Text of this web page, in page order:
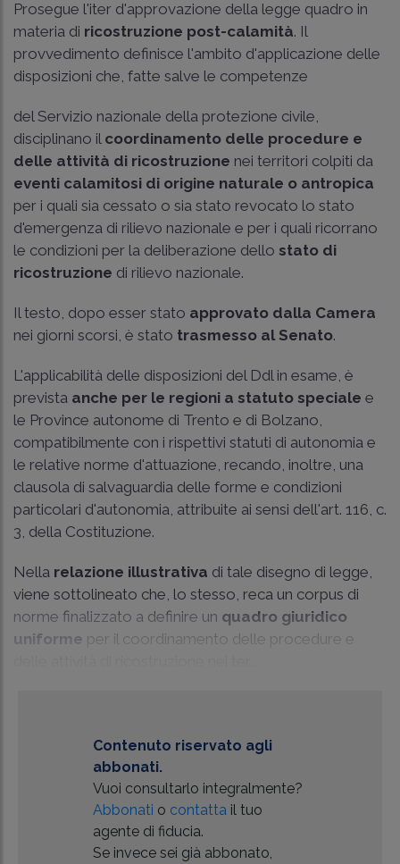
Prosegue l'iter d'approvazione della legge quadro in
materia di ricostruzione post-calamità. Il
provvedimento definisce l'ambito d'applicazione delle
disposizioni che, fatte salve le competenze
del Servizio nazionale della protezione civile,
disciplinano il coordinamento delle procedure e
delle attività di ricostruzione nei territori colpiti da
eventi calamitosi di origine naturale o antropica
per i quali sia cessato o sia stato revocato lo stato
d'emergenza di rilievo nazionale e per i quali ricorrano
le condizioni per la deliberazione dello stato di
ricostruzione di rilievo nazionale.
Il testo, dopo esser stato approvato dalla Camera
nei giorni scorsi, è stato trasmesso al Senato.
L'applicabilità delle disposizioni del Ddl in esame, è
prevista anche per le regioni a statuto speciale e
le Province autonome di Trento e di Bolzano,
compatibilmente con i rispettivi statuti di autonomia e
le relative norme d'attuazione, recando, inoltre, una
clausola di salvaguardia delle forme e condizioni
particolari d'autonomia, attribuite ai sensi dell'art. 116, c.
3, della Costituzione.
Nella relazione illustrativa di tale disegno di legge,
viene sottolineato che, lo stesso, reca un corpus di
norme finalizzato a definire un quadro giuridico
uniforme per il coordinamento delle procedure e
Contenuto riservato agli
abbonati.
Vuoi consultarlo integralmente?
Abbonati o contatta il tuo
agente di fiducia.
Se invece sei già abbonato,